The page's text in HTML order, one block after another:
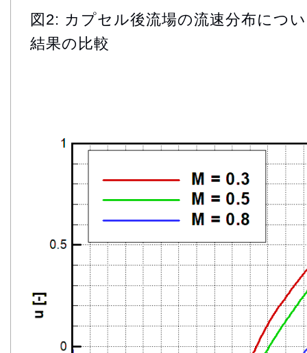
図2: カプセル後流場の流速分布につ
結果の比較